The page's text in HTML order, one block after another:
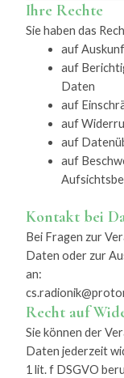
Ihre Rechte
Sie haben das
auf
auf
Daten
auf
auf
auf
auf
Kontakt bei
Bei Fragen zur
Daten oder zur
an:
Recht auf
Sie können der
Daten jederzeit
1 lit. f DSGVO